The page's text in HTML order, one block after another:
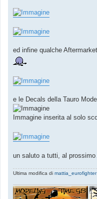
ed infine qualche
e le Decals della Tauro
Immagine inserita al solo
un saluto a tutti, al
Ultima modifica di mattia_eurofighter